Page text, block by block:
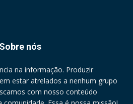
Sobre nós
na informação. Produzir
estar atrelados a nenhum grupo
com nosso conteúdo